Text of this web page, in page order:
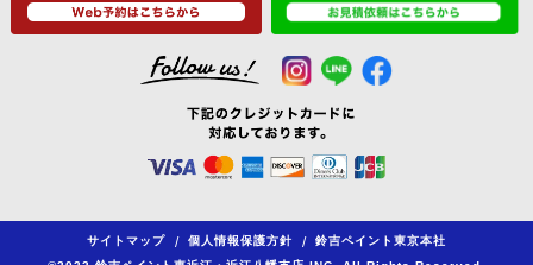
サイトマップ / 個人情報保護方針 /
鈴吉ペイント東京本社